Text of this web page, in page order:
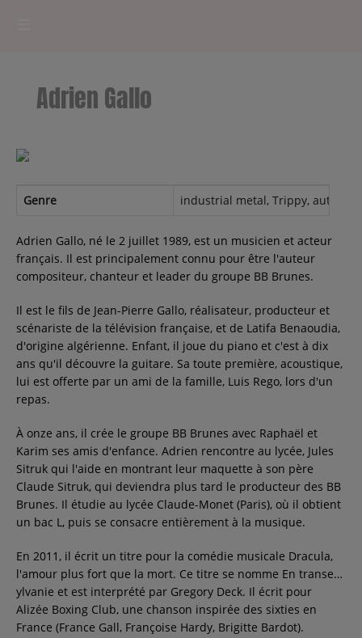
RADIOPLAYER
PODCASTS
CONCOURS
Contact
Contact
Régie Publicitaire
Fréquences
Recherche d'un titre
Adrien Gallo
Genre industrial metal, Trippy, autistic
Adrien Gallo, né le 2 juillet 1989, est un musicien et acteur
français. Il est principalement connu pour être l'auteur
compositeur, chanteur et leader du groupe BB Brunes.
Il est le fils de Jean-Pierre Gallo, réalisateur, producteur et
scénariste de la télévision française, et de Latifa Benaoudia,
d'origine algérienne. Enfant, il joue du piano et c'est à dix
ans qu'il découvre la guitare. Sa toute première, acoustique,
lui est offerte par un ami de la famille, Luis Rego, lors d'un
repas.
À onze ans, il crée le groupe BB Brunes avec Raphaël et
Karim ses amis d'enfance. Adrien rencontre au lycée, Jules
Sitruk qui l'aide en montrant leur maquette à son père
Claude Sitruk, qui deviendra plus tard le producteur des BB
Brunes. Il étudie au lycée Claude-Monet (Paris), où il obtient
un bac L, puis se consacre entièrement à la musique.
En 2011, il écrit un titre pour la comédie musicale Dracula,
l'amour plus fort que la mort. Ce titre se nomme En transe…
ylvanie et est interprété par Gregory Deck. Il écrit pour
Alizée Boxing Club, une chanson inspirée des sixties en
France (France Gall, Françoise Hardy, Brigitte Bardot).